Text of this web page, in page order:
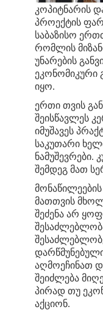
კოპიტნარის
პროექტის
საბაზისო
რომლის
უნარების
ეკონომიკური
იყო.
ერთი თვის
შეისწავლეს
იმუშავეს
საკუთარი
ნამუშევრები.
შემდეგ მათ
მათთვის
შეძენა არ
აღმოეჩინათ
შეიძლება
პირად თუ
აქციონ.